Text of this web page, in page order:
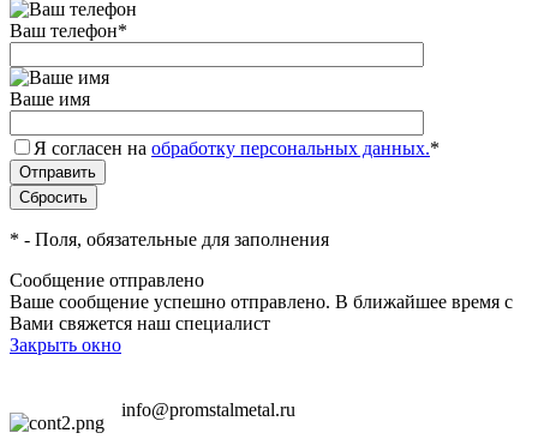
Ваш телефон*
Ваше имя
Я согласен на обработку персональных данных.*
* - Поля, обязательные для заполнения
Сообщение отправлено
Ваше сообщение успешно отправлено. В ближайшее время с
Вами свяжется наш специалист
Закрыть окно
info@promstalmetal.ru